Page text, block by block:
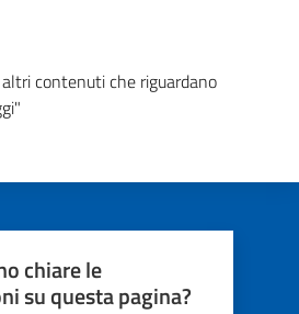
notizia
contenuti che riguardano
chiare le
su questa pagina?